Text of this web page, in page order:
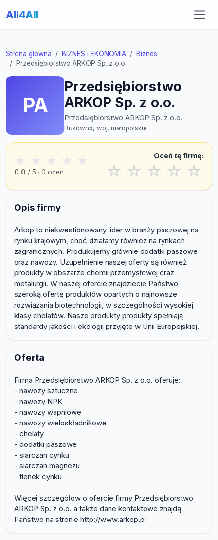
All4All
Strona główna BIZNES i EKONOMIA
Biznes
Przedsiębiorstwo ARKOP Sp. z o.o.
PA
Przedsiębiorstwo
ARKOP Sp. z o.o.
Przedsiębiorstwo ARKOP Sp. z o.o.
Bukowno, woj. małopolskie
★ ★ ★ ★ ★
0.0 / 5 · 0 ocen
Oceń tę firmę:
☆ ☆ ☆ ☆ ☆
Opis firmy
Arkop to niekwestionowany lider w branży paszowej na
rynku krajowym, choć działamy również na rynkach
zagranicznych. Produkujemy głównie dodatki paszowe
oraz nawozy. Uzupełnienie naszej oferty są również
produkty w obszarze chemii przemysłowej oraz
metalurgii. W naszej ofercie znajdziecie Państwo
szeroką ofertę produktów opartych o najnowsze
rozwiązania biotechnologii, w szczególności wysokiej
klasy chelatów. Nasze produkty produkty spełniają
standardy jakości i ekologii przyjęte w Unii Europejskiej.
Oferta
Firma Przedsiębiorstwo ARKOP Sp. z o.o. oferuje:
- nawozy sztuczne
- nawozy NPK
- nawozy wapniowe
- nawozy wieloskładnikowe
- chelaty
- dodatki paszowe
- siarczan cynku
- siarczan magnezu
- tlenek cynku
Więcej szczegółów o ofercie firmy Przedsiębiorstwo
ARKOP Sp. z o.o. a także dane kontaktowe znajdą
Państwo na stronie http://www.arkop.pl